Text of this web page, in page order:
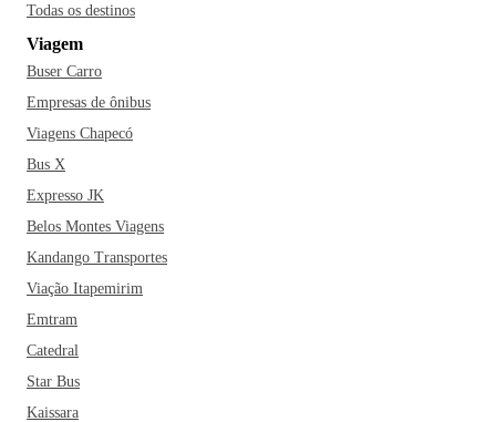
Todas os destinos
Viagem
Buser Carro
Empresas de ônibus
Viagens Chapecó
Bus X
Expresso JK
Belos Montes Viagens
Kandango Transportes
Viação Itapemirim
Emtram
Catedral
Star Bus
Kaissara